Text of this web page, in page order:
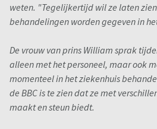
weten. "Tegelijkertijd wil ze laten
behandelingen worden gegeven in
De vrouw van prins William sprak
alleen met het personeel, maar ook
momenteel in het ziekenhuis
de BBC is te zien dat ze met
maakt en steun biedt.